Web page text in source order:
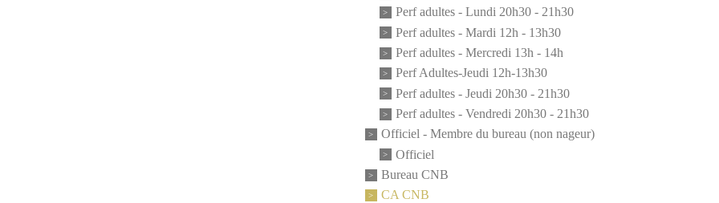
Perf adultes - Lundi 20h30 - 21h30
Perf adultes - Mardi 12h - 13h30
Perf adultes - Mercredi 13h - 14h
Perf Adultes-Jeudi 12h-13h30
Perf adultes - Jeudi 20h30 - 21h30
Perf adultes - Vendredi 20h30 - 21h30
Officiel - Membre du bureau (non nageur)
Officiel
Bureau CNB
CA CNB